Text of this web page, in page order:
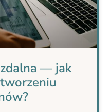
— jak